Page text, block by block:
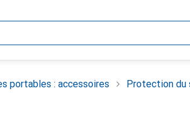
portables : accessoires Protection du